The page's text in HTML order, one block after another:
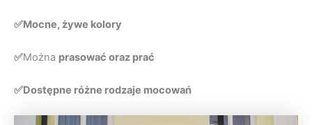
✅Mocne, żywe kolory
✅Można prasować oraz prać
✅Dostępne różne rodzaje mocowań